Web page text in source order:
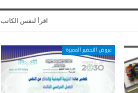
اقرأ لنفس الكاتب
عروض التحضير المميزة